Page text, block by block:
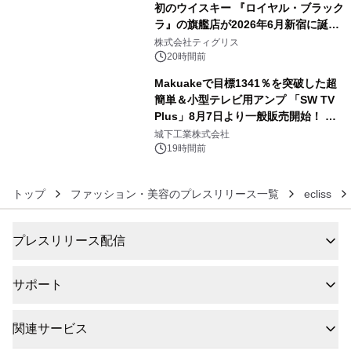
初のウイスキー 『ロイヤル・ブラック
ラ』の旗艦店が2026年6月新宿に誕
生 バカルディ ジャパンと連携した
没入型バー「BAR Arca」
株式会社ティグリス
20時間前
Makuakeで目標1341％を突破した超
簡単＆小型テレビ用アンプ 「SW TV
Plus」8月7日より一般販売開始！ ケ
ーブル1本つなぐだけ、テレビの音が
ぐっと豊かに
城下工業株式会社
19時間前
トップ ファッション・美容のプレスリリース一覧 ecliss
プレスリリース配信
サポート
関連サービス